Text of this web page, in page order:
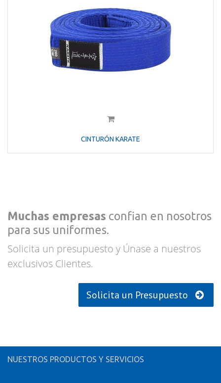
CINTURÓN KARATE
Muchas empresas confian en nosotros
para sus uniformes.
Solicita un presupuesto y Únase a nuestros
exclusivos Clientes.
Solicita un Presupuesto
NUESTROS PRODUCTOS Y SERVICIOS